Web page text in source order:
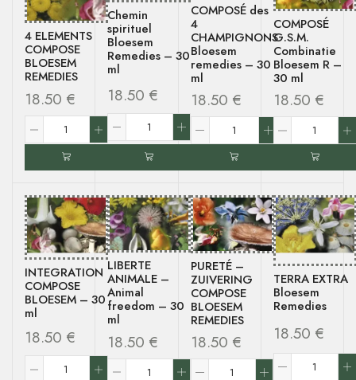
4 ELEMENTS
COMPOSE
BLOESEM
REMEDIES
18.50 €
Chemin
spirituel
Bloesem
Remedies –30
ml
18.50€
COMPOSÉ des
4
CHAMPIGNONS
Bloesem
remedies– 30
ml
18.50 €
COMPOSÉ
G.S.M.
Combinatie
Bloesem R–
30 ml
18.50 €
INTEGRATION
COMPOSE
BLOESEM – 30
ml
18.50 €
LIBERTE
ANIMALE –
Animal
freedom –30
ml
18.50€
PURETÉ –
ZUIVERING
COMPOSE
BLOESEM
REMEDIES
18.50 €
TERRA EXTRA
Bloesem
Remedies
18.50 €